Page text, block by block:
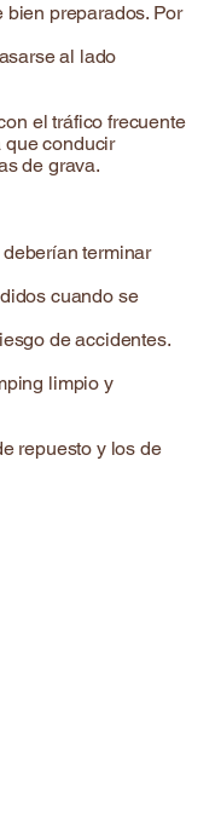
preparados. Por
al lado
el tráfico frecuente
que conducir
de grava.
terminar
cuando se
de accidentes.
limpio y
repuesto y los de